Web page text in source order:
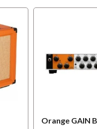
Orange GAIN